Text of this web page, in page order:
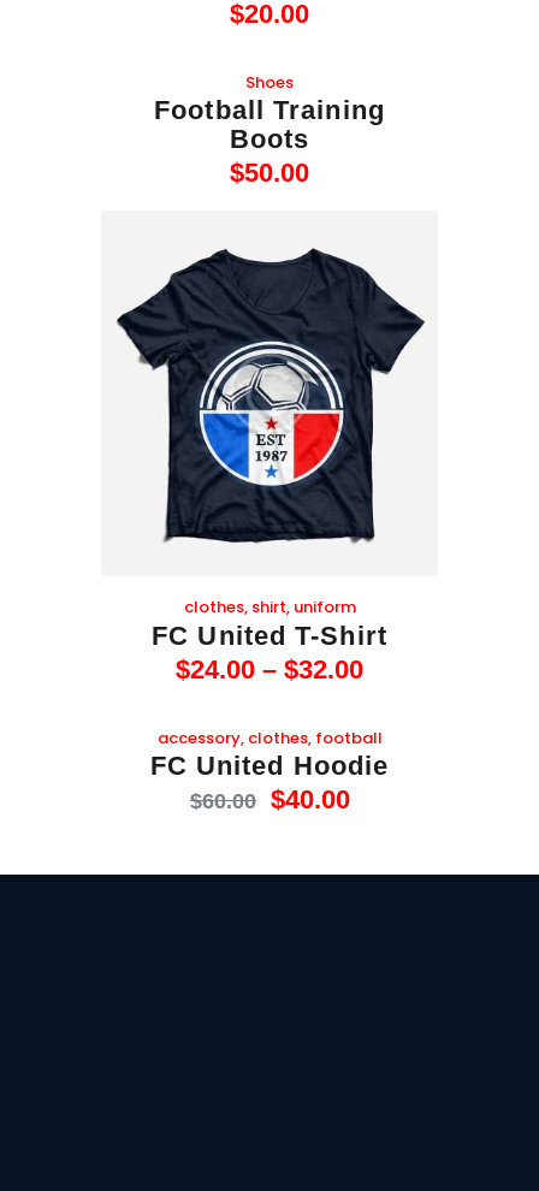
$20.00
Shoes
Football Training
Boots
$50.00
clothes, shirt, uniform
FC United T-Shirt
$24.00 – $32.00
accessory, clothes, football
FC United Hoodie
$60.00 $40.00